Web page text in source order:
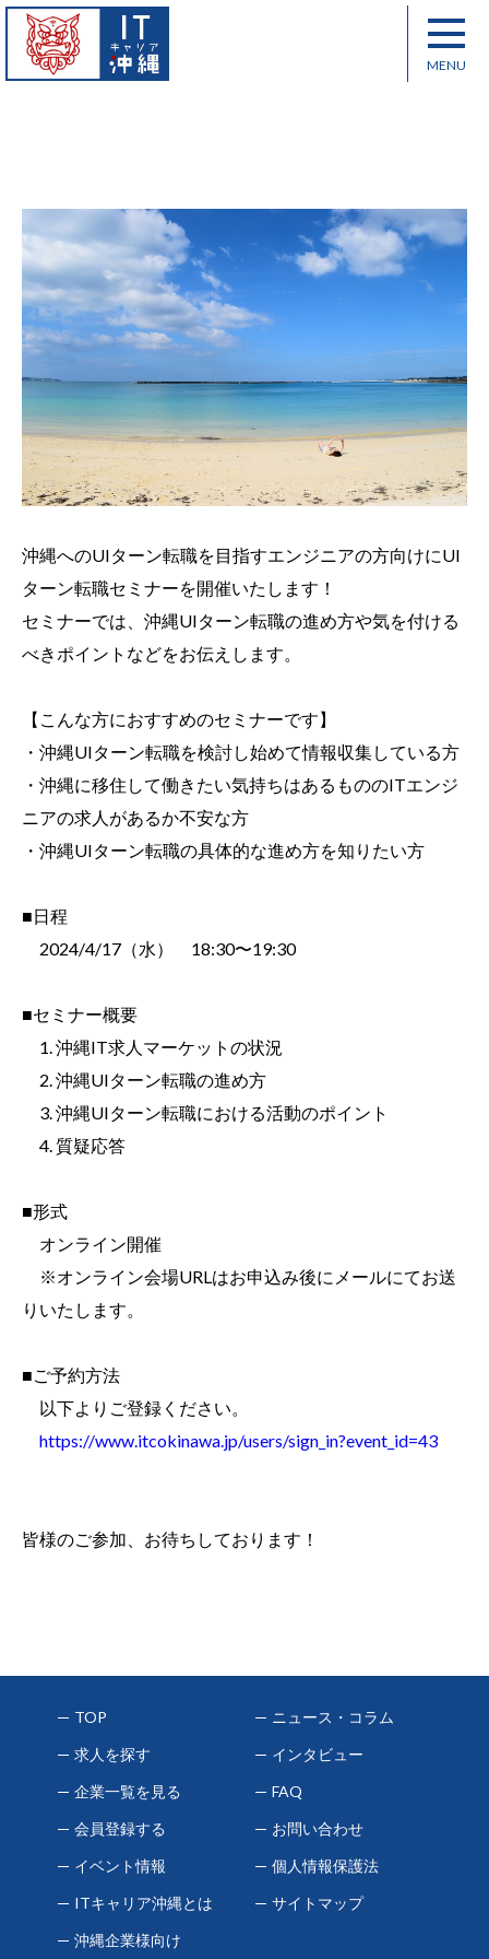
沖縄へのUIターン転職を目指すエンジニアの方向けにUI
ターン転職セミナーを開催いたします！
セミナーでは、沖縄UIターン転職の進め方や気を付ける
べきポイントなどをお伝えします。
【こんな方におすすめのセミナーです】
・沖縄UIターン転職を検討し始めて情報収集している方
・沖縄に移住して働きたい気持ちはあるもののITエンジ
ニアの求人があるか不安な方
・沖縄UIターン転職の具体的な進め方を知りたい方
■日程
2024/4/17（水） 18:30〜19:30
■セミナー概要
1. 沖縄IT求人マーケットの状況
2. 沖縄UIターン転職の進め方
3. 沖縄UIターン転職における活動のポイント
4. 質疑応答
■形式
オンライン開催
※オンライン会場URLはお申込み後にメールにてお送
りいたします。
■ご予約方法
以下よりご登録ください。
https://www.itcokinawa.jp/users/sign_in?event_id=43
皆様のご参加、お待ちしております！
TOP
求人を探す
企業一覧を見る
会員登録する
イベント情報
ITキャリア沖縄とは
沖縄企業様向け
ニュース・コラム
インタビュー
FAQ
お問い合わせ
個人情報保護法
サイトマップ